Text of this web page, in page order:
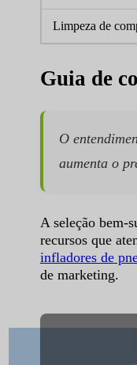
Limpeza de
Guia de
O
aumenta o
A seleção bem-
recursos que
infladores de
de marketing.